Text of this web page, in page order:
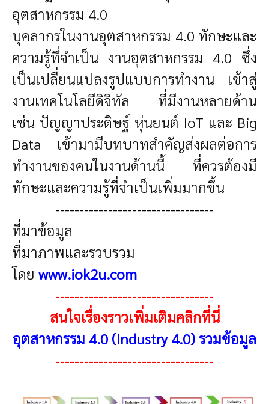
อุตสาหกรรม 4.0
บุคลากรในงานอุตสาหกรรม 4.0 ทักษะและ
ความรู้ที่จำเป็น งานอุตสาหกรรม 4.0 ซึ่ง
เป็นเปลี่ยนแปลงรูปแบบการทำงาน เข้าสู่
งานเทคโนโลยีดิจิทัล ที่มีงานหลายด้าน
เช่น ปัญญาประดิษฐ์ หุ่นยนต์ IoT และ Big
Data เข้ามามีบทบาทสำคัญส่งผลต่อการ
ทำงานของคนในงานด้านนี้ ที่ควรต้องมี
ทักษะและความรู้ที่จำเป็นเพิ่มมากขึ้น
---------------------------------
ที่มาข้อมูล
ที่มาภาพและรวบรวม
โดย www.iok2u.com
---------------------------------
สนใจเรื่องราวเพิ่มเติมคลิกที่นี่
อุตสาหกรรม 4.0 (Industry 4.0) รวมข้อมูล
---------------------------------